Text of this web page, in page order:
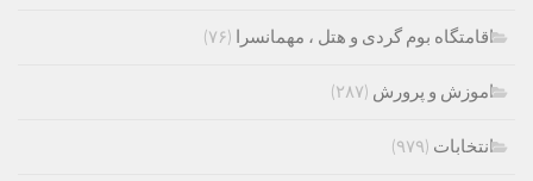
اقامتگاه بوم گردی و هتل ، مهمانسرا (۷۶)
اموزش و پرورش (۲۸۷)
انتخابات (۹۷۹)